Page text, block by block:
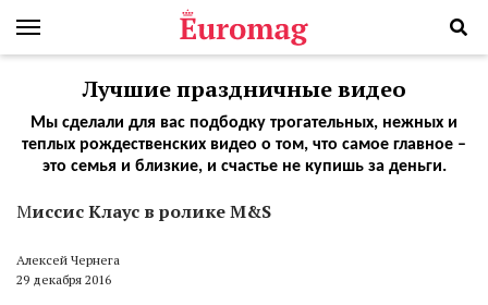
Лучшие праздничные видео
Мы сделали для вас подбодку трогательных, нежных и
теплых рождественских видео о том, что самое главное –
это семья и близкие, и счастье не купишь за деньги.
Миссис Клаус в ролике M&S
Алексей Чернега
29 декабря 2016